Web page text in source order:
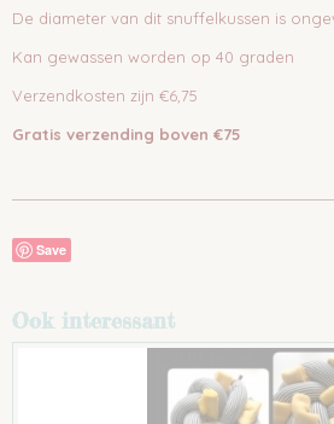
De diameter van dit snuffelkussen is
Kan gewassen worden op 40 graden
Verzendkosten zijn €6,75
Gratis verzending boven €75
Save
Ook interessant